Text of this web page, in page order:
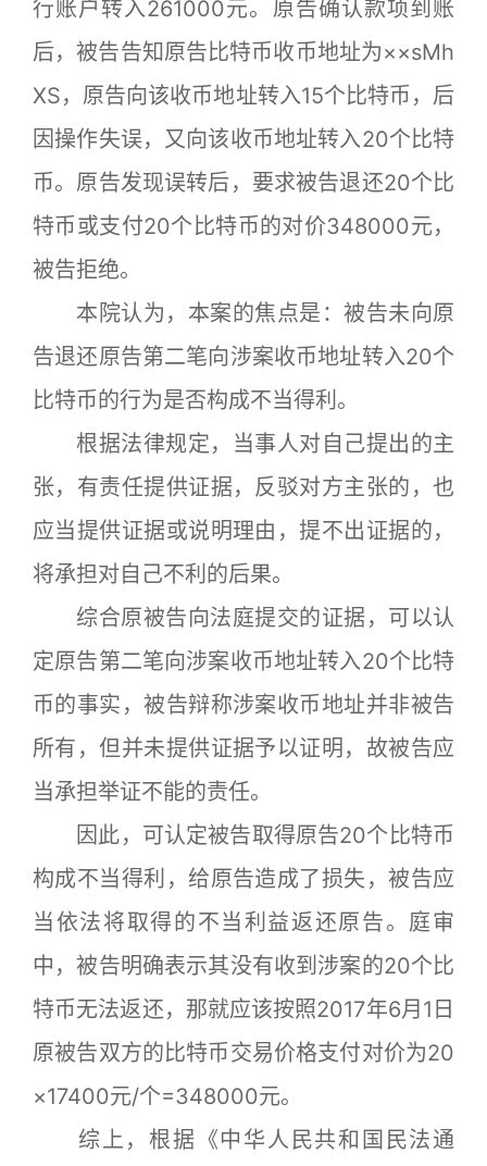
行账户转入261000元。原告确认款项到账
后，被告告知原告比特币收币地址为××sMh
XS，原告向该收币地址转入15个比特币，后
因操作失误，又向该收币地址转入20个比特
币。原告发现误转后，要求被告退还20个比
特币或支付20个比特币的对价348000元，
被告拒绝。
本院认为，本案的焦点是：被告未向原
告退还原告第二笔向涉案收币地址转入20个
比特币的行为是否构成不当得利。
根据法律规定，当事人对自己提出的主
张，有责任提供证据，反驳对方主张的，也
应当提供证据或说明理由，提不出证据的，
将承担对自己不利的后果。
综合原被告向法庭提交的证据，可以认
定原告第二笔向涉案收币地址转入20个比特
币的事实，被告辩称涉案收币地址并非被告
所有，但并未提供证据予以证明，故被告应
当承担举证不能的责任。
因此，可认定被告取得原告20个比特币
构成不当得利，给原告造成了损失，被告应
当依法将取得的不当利益返还原告。庭审
中，被告明确表示其没有收到涉案的20个比
特币无法返还，那就应该按照2017年6月1日
原被告双方的比特币交易价格支付对价为20
×17400元/个=348000元。
综上，根据《中华人民共和国民法通